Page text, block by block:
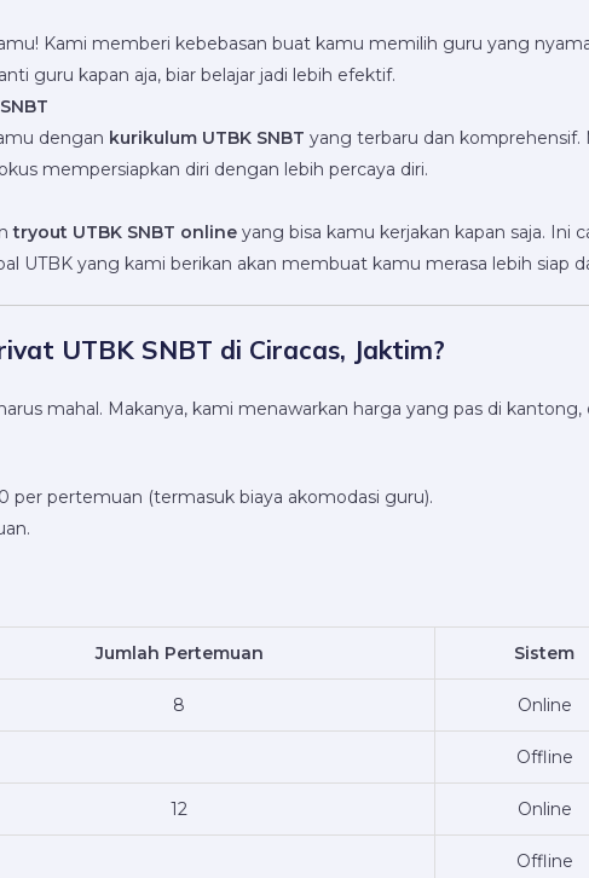
Kami memberi kebebasan buat kamu memilih guru yang
guru kapan aja, biar belajar jadi lebih efektif.
dengan kurikulum UTBK SNBT yang terbaru dan
mempersiapkan diri dengan lebih percaya diri.
tryout UTBK SNBT online yang bisa kamu kerjakan kapan saja.
UTBK yang kami berikan akan membuat kamu merasa lebih siap
UTBK SNBT di Ciracas, Jaktim?
mahal. Makanya, kami menawarkan harga yang pas di
per pertemuan (termasuk biaya akomodasi guru).
Jumlah Pertemuan Sistem
8 Online
Offline
12 Online
Offline